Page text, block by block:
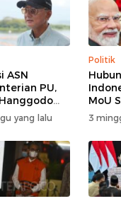
ASN
PU,
yang lalu
Politik
MoU
3